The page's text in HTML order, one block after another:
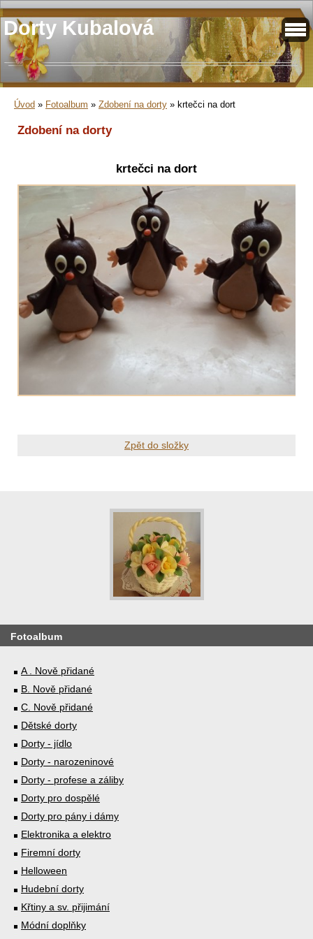
Dorty Kubalová
Úvod » Fotoalbum » Zdobení na dorty » krtečci na dort
Zdobení na dorty
krtečci na dort
Zpět do složky
Fotoalbum
A . Nově přidané
B. Nově přidané
C. Nově přidané
Dětské dorty
Dorty - jídlo
Dorty - narozeninové
Dorty - profese a záliby
Dorty pro dospělé
Dorty pro pány i dámy
Elektronika a elektro
Firemní dorty
Helloween
Hudební dorty
Křtiny a sv. přijimání
Módní doplňky